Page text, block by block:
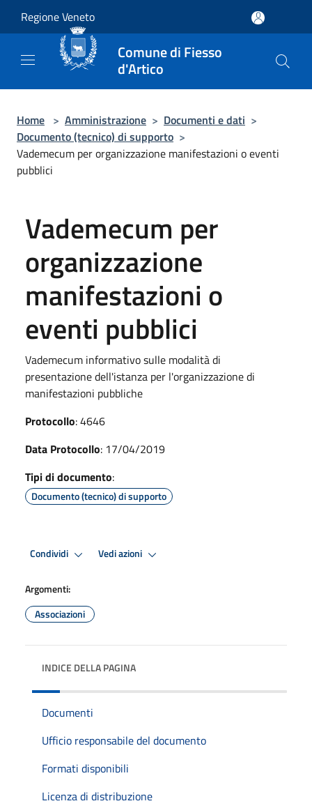
Regione Veneto
Comune di Fiesso
d'Artico
Home > Amministrazione > Documenti e dati >
Documento (tecnico) di supporto >
Vademecum per organizzazione manifestazioni o eventi
pubblici
Vademecum per
organizzazione
manifestazioni o
eventi pubblici
Vademecum informativo sulle modalità di
presentazione dell'istanza per l'organizzazione di
manifestazioni pubbliche
Protocollo: 4646
Data Protocollo: 17/04/2019
Tipi di documento:
Documento (tecnico) di supporto
Condividi Vedi azioni
Argomenti:
Associazioni
INDICE DELLA PAGINA
Documenti
Ufficio responsabile del documento
Formati disponibili
Licenza di distribuzione